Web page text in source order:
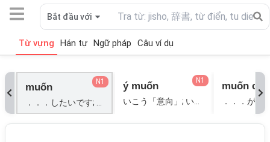
Bắt đầu với
Từ vựng Hán tự Ngữ pháp Câu ví dụ
muốn N1 ý muốn
いこう「意向」; いよく「意欲」; きぼう「希望」;
N1 muốn có